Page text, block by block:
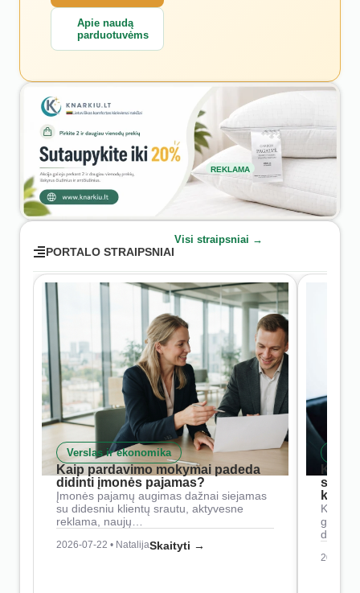
Apie naudą
parduotuvėms
REKLAMA
PORTALO STRAIPSNIAI
Visi straipsniai →
Verslas ir ekonomika
Kaip pardavimo mokymai padeda
didinti įmonės pajamas?
Įmonės pajamų augimas dažnai siejamas
su didesniu klientų srautu, aktyvesne
reklama, naujų…
2026-07-22 • NatalijaSkaityti →
Kaip
2026-